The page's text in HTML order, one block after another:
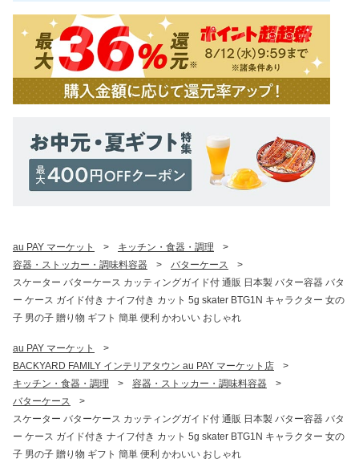
au PAY マーケット > キッチン・食器・調理
>
容器・ストッカー・調味料容器
> バターケース
>
スケーター バターケース カッティングガイド付 通販 日本製 バター容器 バタ
ー ケース ガイド付き ナイフ付き カット 5g skater BTG1N キャラクター 女の
子 男の子 贈り物 ギフト 簡単 便利 かわいい おしゃれ
au PAY マーケット
>
BACKYARD FAMILY インテリアタウン au PAY マーケット店
>
キッチン・食器・調理
> 容器・ストッカー・調味料容器
>
バターケース
>
スケーター バターケース カッティングガイド付 通販 日本製 バター容器 バタ
ー ケース ガイド付き ナイフ付き カット 5g skater BTG1N キャラクター 女の
子 男の子 贈り物 ギフト 簡単 便利 かわいい おしゃれ